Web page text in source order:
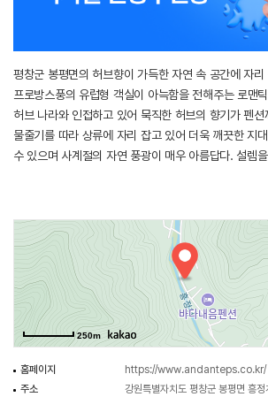
평창군 봉평면의 허브향이 가득한 자연 속 공간에 자
프로방스풍의 유럽형 객실이 아늑함을 전해주는 로맨
허브 나라와 인접하고 있어 묵직한 허브의 향기가 펜션
물줄기를 따라 상류에 자리 잡고 있어 더욱 깨끗한 지
수 있으며 사계절의 자연 풍광이 매우 아름답다. 설렘
펜션의 이름과 같은 조금은 느리게 걷는 여유로운 일
250m
홈페이지
https://www.andanteps.co.kr/
주소
강원특별자치도 평창군 봉평면 흥